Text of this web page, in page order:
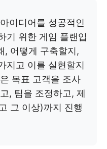
이디어를 성공적인
기 위한 게임 플랜입
, 어떻게 구축할지,
지고 이를 실현할지
목표 고객을 조사
, 팀을 조정하고, 제
그 이상)까지 진행